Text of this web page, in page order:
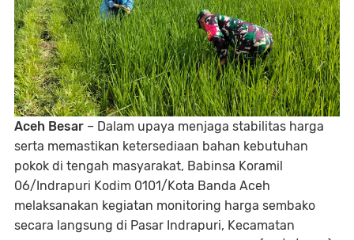
Aceh Besar – Dalam upaya menjaga stabilitas harga
serta memastikan ketersediaan bahan kebutuhan
pokok di tengah masyarakat, Babinsa Koramil
06/Indrapuri Kodim 0101/Kota Banda Aceh
melaksanakan kegiatan monitoring harga sembako
secara langsung di Pasar Indrapuri, Kecamatan